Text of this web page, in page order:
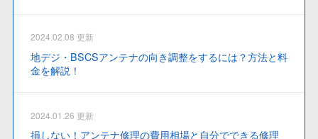
2024.02.08 更新
地デジ・BSCSアンテナの向き調整をするには？方法と料
金を解説！
2024.01.26 更新
損しない！アンテナ修理の費用相場と自分でできる修理